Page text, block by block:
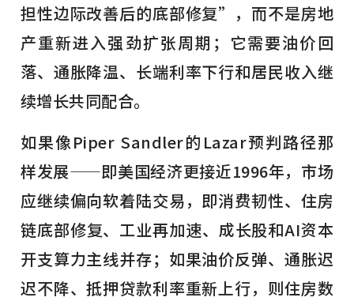
担性边际改善后的底部修复”，而不是房地
产重新进入强劲扩张周期；它需要油价回
落、通胀降温、长端利率下行和居民收入继
续增长共同配合。
如果像Piper Sandler的Lazar预判路径那
样发展——即美国经济更接近1996年，市场
应继续偏向软着陆交易，即消费韧性、住房
链底部修复、工业再加速、成长股和AI资本
开支算力主线并存；如果油价反弹、通胀迟
迟不降、抵押贷款利率重新上行，则住房数